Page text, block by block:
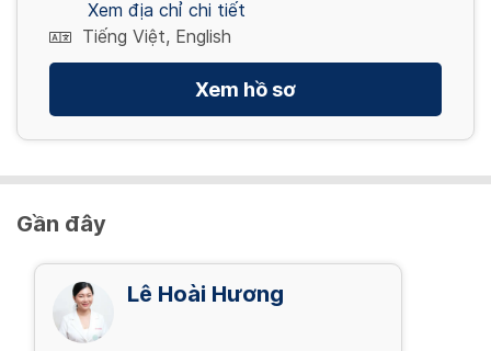
Xem địa chỉ chi tiết
Tiếng Việt, English
Xem hồ sơ
Gần đây
Lê Hoài Hương